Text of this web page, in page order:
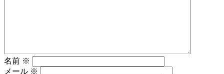
名前 ※
メール ※